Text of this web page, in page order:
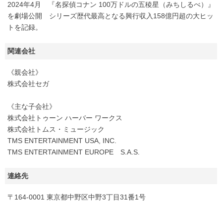
2024年4月 『名探偵コナン 100万ドルの五稜星（みちしるべ）』
を劇場公開 シリーズ歴代最高となる興行収入158億円超の大ヒッ
トを記録。
関連会社
《親会社》
株式会社セガ
《主な子会社》
株式会社トゥーン ハーバー ワークス
株式会社トムス・ミュージック
TMS ENTERTAINMENT USA, INC.
TMS ENTERTAINMENT EUROPE S.A.S.
連絡先
〒164-0001 東京都中野区中野3丁目31番1号